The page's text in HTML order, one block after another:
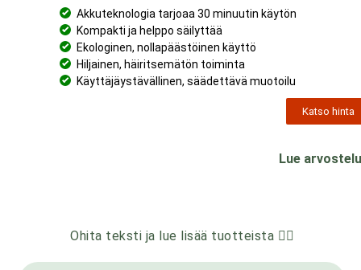
Akkuteknologia tarjoaa 30 minuutin käytön
Kompakti ja helppo säilyttää
Ekologinen, nollapäästöinen käyttö
Hiljainen, häiritsemätön toiminta
Käyttäjäystävällinen, säädettävä muotoilu
Katso hinta
Lue
Ohita teksti ja lue lisää tuotteista 👇🏼